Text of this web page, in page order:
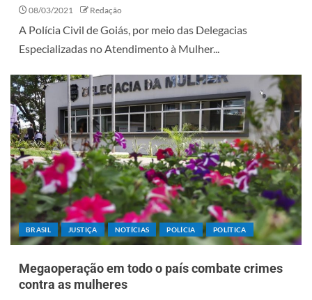
08/03/2021 Redação
A Polícia Civil de Goiás, por meio das Delegacias
Especializadas no Atendimento à Mulher...
BRASIL JUSTIÇA NOTÍCIAS POLÍCIA POLÍTICA
Megaoperação em todo o país combate crimes
contra as mulheres